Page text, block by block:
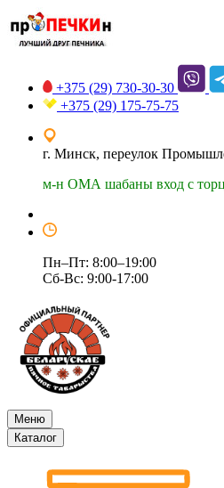
+375 (29) 730-30-30
+375 (29) 175-75-75
г. Минск, переулок
м-н ОМА шабаны вход с
Пн–Пт: 8:00–19:00
Сб-Вс: 9:00-17:00
Меню
Каталог